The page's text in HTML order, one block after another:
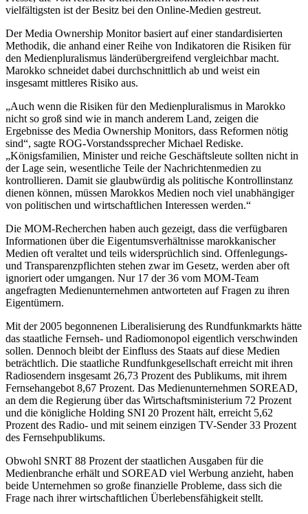
vielfältigsten ist der Besitz bei den Online-Medien gestreut.
Der Media Ownership Monitor basiert auf einer standardisierten
Methodik, die anhand einer Reihe von Indikatoren die Risiken für
den Medienpluralismus länderübergreifend vergleichbar macht.
Marokko schneidet dabei durchschnittlich ab und weist ein
insgesamt mittleres Risiko aus.
„Auch wenn die Risiken für den Medienpluralismus in Marokko
nicht so groß sind wie in manch anderem Land, zeigen die
Ergebnisse des Media Ownership Monitors, dass Reformen nötig
sind“, sagte ROG-Vorstandssprecher Michael Rediske.
„Königsfamilien, Minister und reiche Geschäftsleute sollten nicht in
der Lage sein, wesentliche Teile der Nachrichtenmedien zu
kontrollieren. Damit sie glaubwürdig als politische Kontrollinstanz
dienen können, müssen Marokkos Medien noch viel unabhängiger
von politischen und wirtschaftlichen Interessen werden.“
Die MOM-Recherchen haben auch gezeigt, dass die verfügbaren
Informationen über die Eigentumsverhältnisse marokkanischer
Medien oft veraltet und teils widersprüchlich sind. Offenlegungs-
und Transparenzpflichten stehen zwar im Gesetz, werden aber oft
ignoriert oder umgangen. Nur 17 der 36 vom MOM-Team
angefragten Medienunternehmen antworteten auf Fragen zu ihren
Eigentümern.
Mit der 2005 begonnenen Liberalisierung des Rundfunkmarkts hätte
das staatliche Fernseh- und Radiomonopol eigentlich verschwinden
sollen. Dennoch bleibt der Einfluss des Staats auf diese Medien
beträchtlich. Die staatliche Rundfunkgesellschaft erreicht mit ihren
Radiosendern insgesamt 26,73 Prozent des Publikums, mit ihrem
Fernsehangebot 8,67 Prozent. Das Medienunternehmen SOREAD,
an dem die Regierung über das Wirtschaftsministerium 72 Prozent
und die königliche Holding SNI 20 Prozent hält, erreicht 5,62
Prozent des Radio- und mit seinem einzigen TV-Sender 33 Prozent
des Fernsehpublikums.
Obwohl SNRT 88 Prozent der staatlichen Ausgaben für die
Medienbranche erhält und SOREAD viel Werbung anzieht, haben
beide Unternehmen so große finanzielle Probleme, dass sich die
Frage nach ihrer wirtschaftlichen Überlebensfähigkeit stellt.